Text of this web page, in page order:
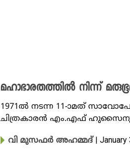
മഹാഭാരതത്തിൽ നിന്ന്
1971ൽ നടന്ന 11-ാമത്
ചിത്രകാരൻ എം.എഫ്
വി മുസഫർ അഹമ്മദ് | January